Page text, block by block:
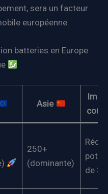
sera un facteur
européenne.
batteries en Europe
Asie
coût
250+
(dominante)
de 30